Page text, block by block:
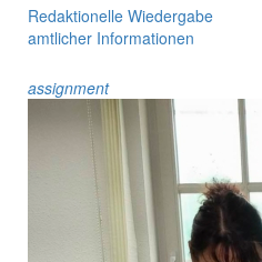
Redaktionelle Wiedergabe
amtlicher Informationen
assignment